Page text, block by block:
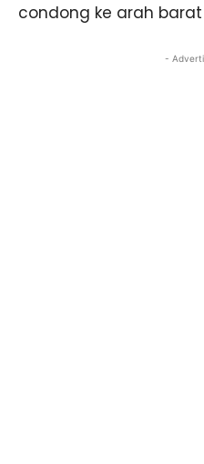
condong ke arah
-